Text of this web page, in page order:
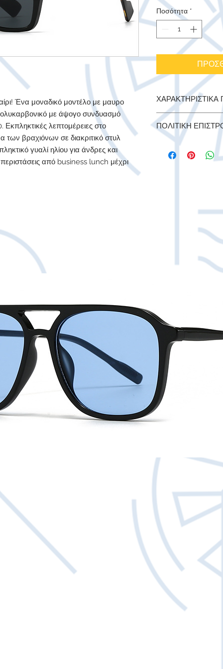
Ένα μοναδικό μοντέλο με μαυρο
με άψογο συνδυασμό
λεπτομέρειες στο
των βραχιόνων σε διακριτικό στυλ
γυαλί ηλίου για άνδρες και
περιστάσεις από business lunch μέχρι
Ποσότητα *
ΥΛΙΚΟ ΚΑΤΑΣΚΕΥΗΣ:
πολυκαρβονικό
ΦΑΚΟΙ:
υφασμάτινη θήκη
Μήκος
ΠΟΛΙΤΙΚΗ
Έχετε το δικαίωμα
παραγγελία ή μέρος
μας ανακοινώσετε
λάθος της
κόστος επιστροφής